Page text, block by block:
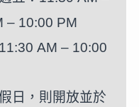
– 10:00 PM
AM – 10:00
日，則開放並於